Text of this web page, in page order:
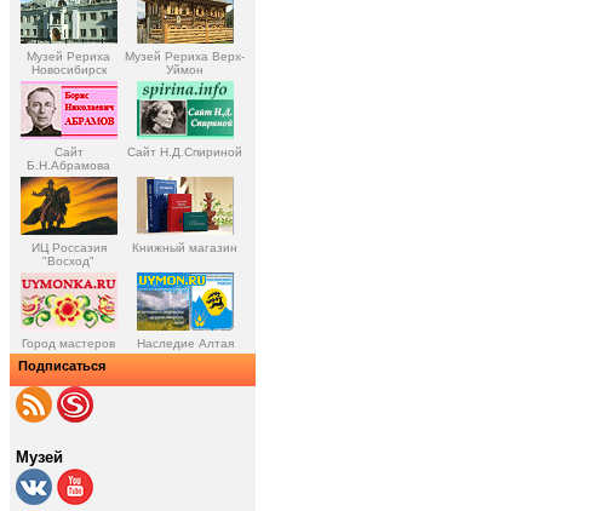
Музей Рериха
Новосибирск
Музей Рериха Верх-
Уймон
Сайт
Б.Н.Абрамова
Сайт Н.Д.Спириной
ИЦ Россазия
"Восход"
Книжный магазин
Город мастеров Наследие Алтая
Подписаться
Музей